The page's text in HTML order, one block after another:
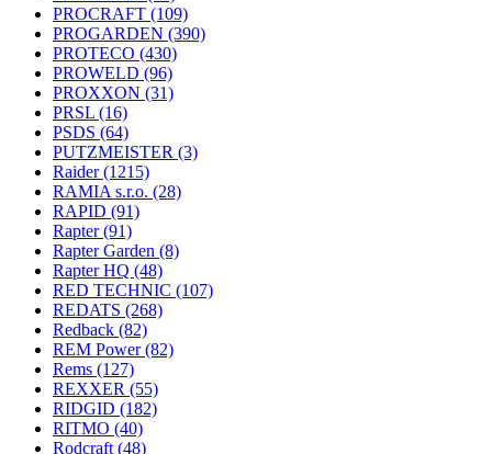
PROCRAFT (109)
PROGARDEN (390)
PROTECO (430)
PROWELD (96)
PROXXON (31)
PRSL (16)
PSDS (64)
PUTZMEISTER (3)
Raider(1215)
RAMIA s.r.o. (28)
RAPID (91)
Rapter(91)
Rapter Garden (8)
Rapter HQ (48)
RED TECHNIC (107)
REDATS (268)
Redback (82)
REM Power(82)
Rems (127)
REXXER (55)
RIDGID (182)
RITMO (40)
Rodcraft (48)